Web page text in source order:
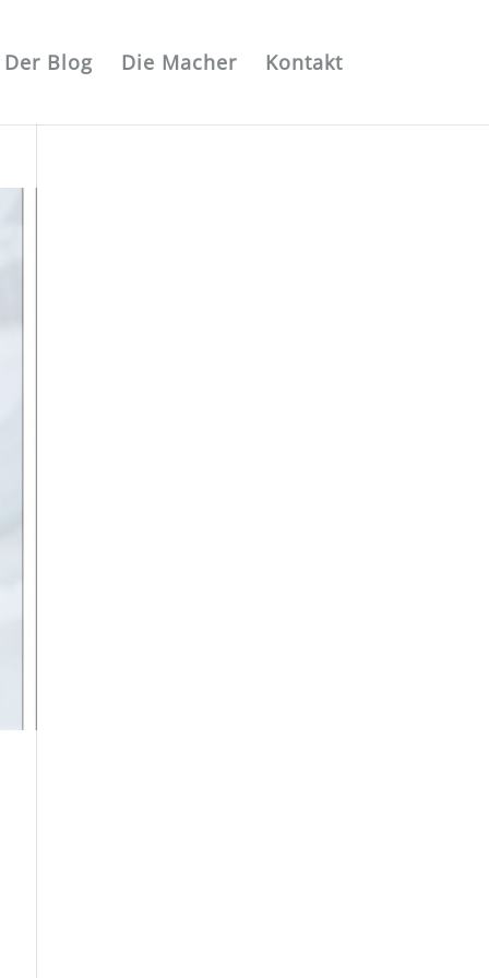
Der Blog Die Macher Kontakt